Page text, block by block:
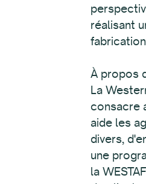
réalisant
À propos
La
consacre
aide les
divers,
une
la